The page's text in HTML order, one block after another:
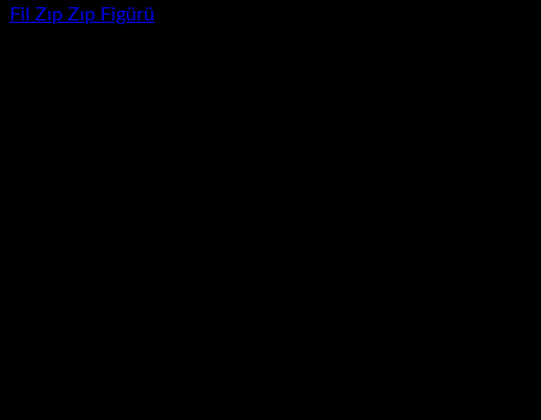
Fil Zıp Zıp Figürü